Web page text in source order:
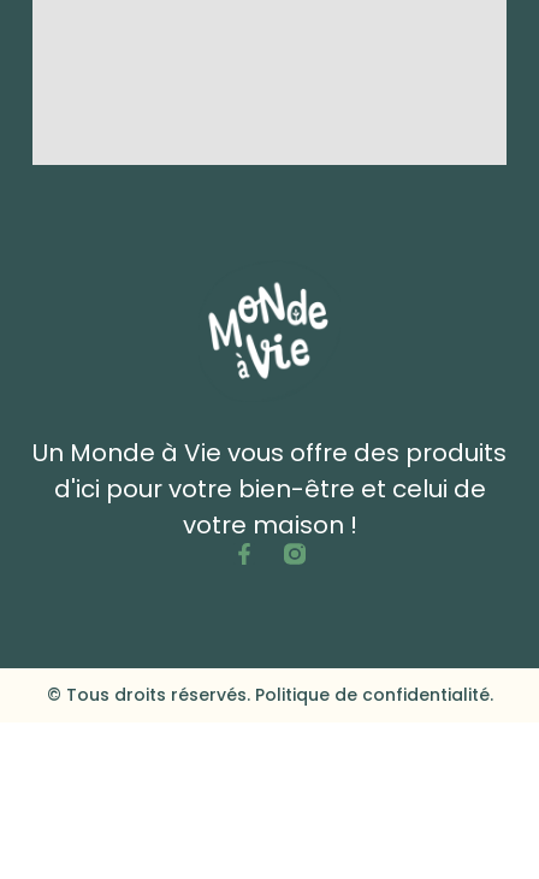
Un Monde à Vie vous offre des produits
d'ici pour votre bien-être et celui de
votre maison !
© Tous droits réservés. Politique de confidentialité.